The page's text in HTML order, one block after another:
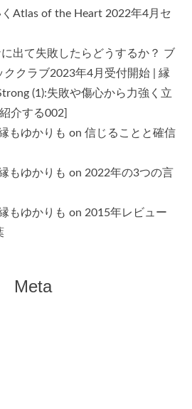
Atlas of the Heart 2022年4月セ
出て失敗したらどうするか？ ブ
ククラブ2023年4月受付開始 | 縁
(1):失敗や傷心から力強く立
介する002]
もゆかりも on 信じることと確信
もゆかりも on 2022年の3つの言
もゆかりも on 2015年レビュー
Meta